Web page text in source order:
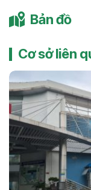
Bản đồ
Cơ sở liên